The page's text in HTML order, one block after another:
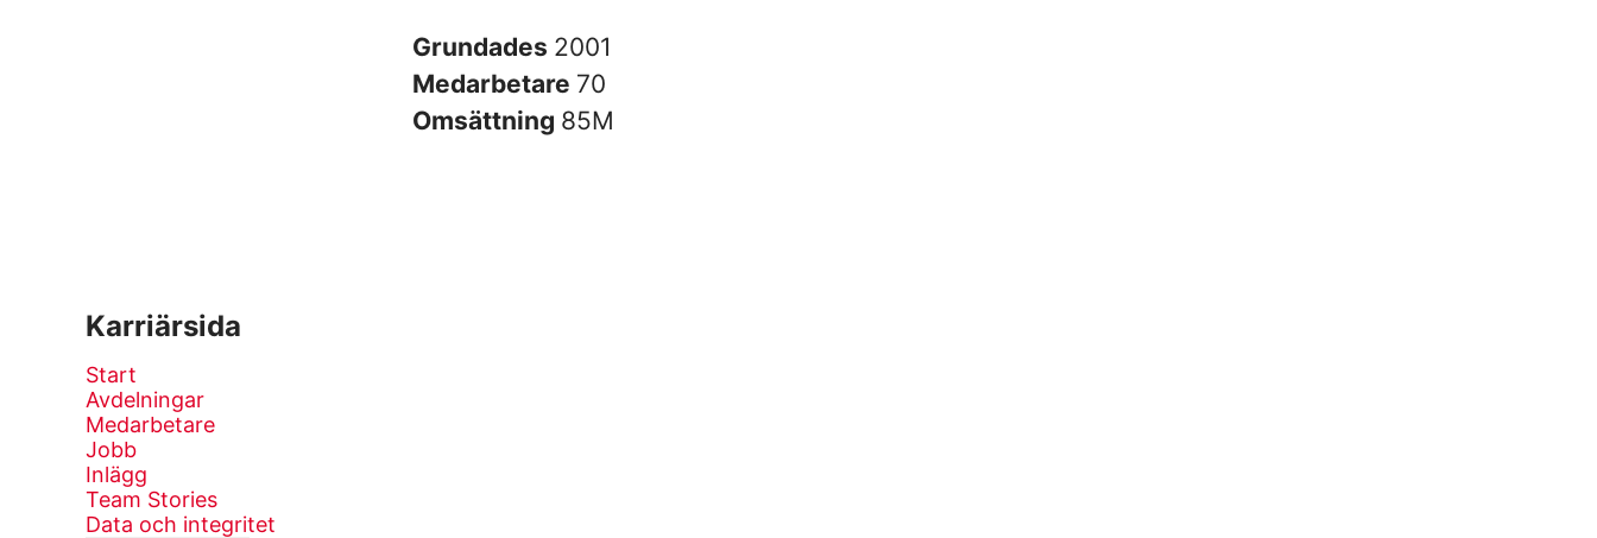
Grundades 2001
Medarbetare 70
Omsättning 85M
Karriärsida
Start
Avdelningar
Medarbetare
Jobb
Inlägg
Team Stories
Data och integritet